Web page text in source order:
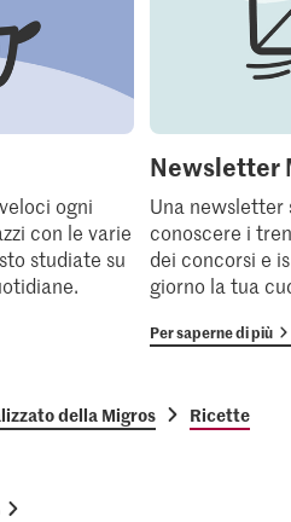
ogni
con le varie
studiate su
Newsletter
Una
conoscere i
dei concorsi e
giorno la tua
Per saperne di più
della Migros Ricette